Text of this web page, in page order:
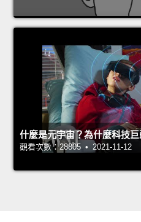
什麼是元宇宙？為什麼科技
觀看次數：28805 • 2021-11-12